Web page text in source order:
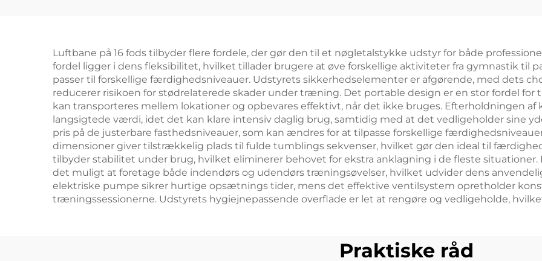
Luftbane på 16 fods tilbyder flere fordele, der gør den til et nøgletalstykke udstyr for både
fordel ligger i dens fleksibilitet, hvilket tillader brugere at øve forskellige aktiviteter fra gymnastik til
passer til forskellige færdighedsniveauer. Udstyrets sikkerhedselementer er afgørende, med dets
reducerer risikoen for stødrelaterede skader under træning. Det portable design er en stor fordel
kan transporteres mellem lokationer og opbevares effektivt, når det ikke bruges. Efterholdningen af
langsigtede værdi, idet det kan klare intensiv daglig brug, samtidig med at det vedligeholder sine
pris på de justerbare fasthedsniveauer, som kan ændres for at tilpasse forskellige
dimensioner giver tilstrækkelig plads til fulde tumblings sekvenser, hvilket gør den ideal til
tilbyder stabilitet under brug, hvilket eliminerer behovet for ekstra anklagning i de fleste
det muligt at foretage både indendørs og udendørs træningsøvelser, hvilket udvider dens
elektriske pumpe sikrer hurtige opsætnings tider, mens det effektive ventilsystem opretholder
træningssessionerne. Udstyrets hygiejnepassende overflade er let at rengøre og vedligeholde,
Praktiske råd